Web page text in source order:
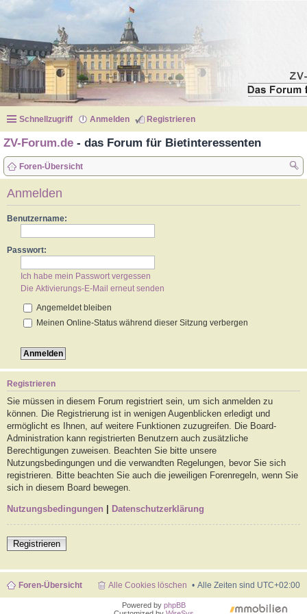
Schnellzugriff Anmelden Registrieren
ZV-Forum.de - das Forum für Bietinteressenten
Foren-Übersicht
Anmelden
Benutzername:
Passwort:
Ich habe mein Passwort vergessen
Die Aktivierungs-E-Mail erneut senden
Angemeldet bleiben
Meinen Online-Status während dieser Sitzung verbergen
Registrieren
Sie müssen in diesem Forum registriert sein, um sich anmelden zu
können. Die Registrierung ist in wenigen Augenblicken erledigt und
ermöglicht es Ihnen, auf weitere Funktionen zuzugreifen. Die Board-
Administration kann registrierten Benutzern auch zusätzliche
Berechtigungen zuweisen. Beachten Sie bitte unsere
Nutzungsbedingungen und die verwandten Regelungen, bevor Sie sich
registrieren. Bitte beachten Sie auch die jeweiligen Forenregeln, wenn Sie
sich in diesem Board bewegen.
Nutzungsbedingungen Datenschutzerklärung
Registrieren
Foren-Übersicht Alle Zeiten sind UTC+02:00
Alle Cookies löschen
Powered by phpBB